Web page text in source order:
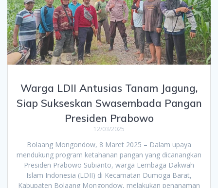
Warga LDII Antusias Tanam Jagung,
Siap Sukseskan Swasembada Pangan
Presiden Prabowo
12/03/2025
Bolaang Mongondow, 8 Maret 2025 – Dalam upaya
mendukung program ketahanan pangan yang dicanangkan
Presiden Prabowo Subianto, warga Lembaga Dakwah
Islam Indonesia (LDII) di Kecamatan Dumoga Barat,
Kabupaten Bolaang Mongondow, melakukan penanaman